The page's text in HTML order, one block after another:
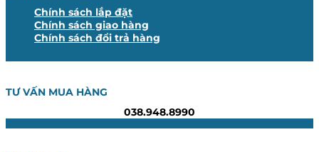
Chính sách lắp đặt
Chính sách giao hàng
Chính sách đổi trả hàng
TƯ VẤN MUA HÀNG
038.948.8990